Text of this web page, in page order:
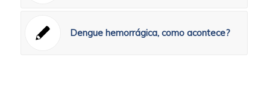
Dengue hemorrágica, como acontece?